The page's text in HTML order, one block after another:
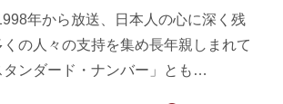
年から放送、日本人の心に深く残
の人々の支持を集め長年親しまれて
タンダード・ナンバー」とも…